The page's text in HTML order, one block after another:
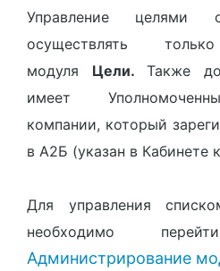
Управление целями
осуществлять
модуля Цели.Также
имеет
компании, который
в А2Б (указан в Кабинете
Для управления
необходимо
Администрирование